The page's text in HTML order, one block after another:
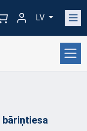
LV
bāriņtiesa